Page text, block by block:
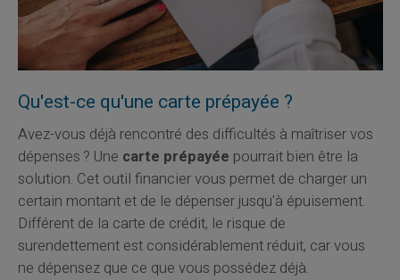
Qu'est-ce qu'une carte prépayée ?
Avez-vous déjà rencontré des difficultés à maîtriser vos
dépenses ? Une carte prépayée pourrait bien être la
solution. Cet outil financier vous permet de charger un
certain montant et de le dépenser jusqu'à épuisement.
Différent de la carte de crédit, le risque de
surendettement est considérablement réduit, car vous
ne dépensez que ce que vous possédez déjà.